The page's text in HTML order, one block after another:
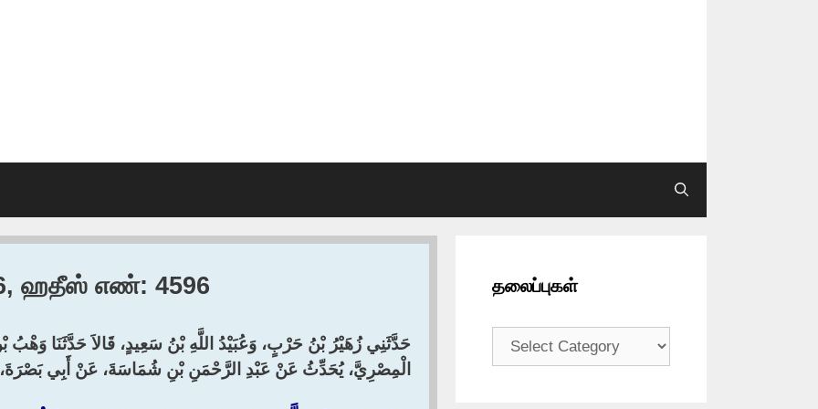
ஹதீஸ் எண்: 4596
حَدَّثَنِي زُهَيْرُ بْنُ حَرْبٍ، وَعُبَيْدُ اللَّهِ بْنُ سَعِيدٍ، قَالاَ حَدَّثَنَا
الْمِصْرِيَّ، يُحَدِّثُ عَنْ عَبْدِ الرَّحْمَنِ بْنِ شُمَاسَةَ، عَنْ أَبِي
தலைப்புகள்
தலைப்புகள்